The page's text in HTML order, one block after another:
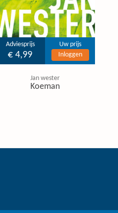
Adviesprijs
€ 4,99
Uw prijs
Inloggen
Jan wester
Koeman